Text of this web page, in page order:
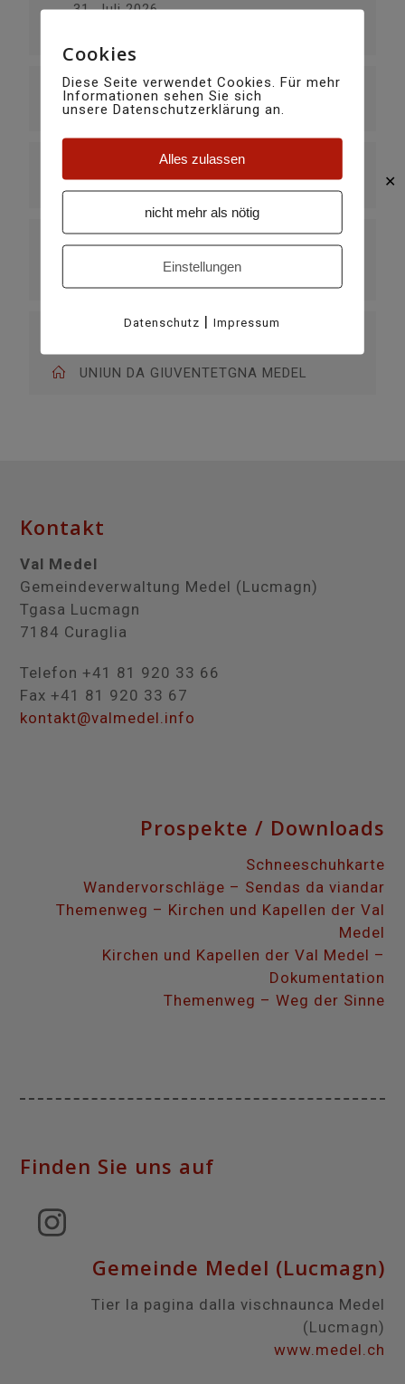
✕
31. Juli 2026
UHRZEIT
18:00
VERANSTALTUNGSORT
KATEGORIE
UNIUN DA GIUVENTETGNA MEDEL
Kontakt
Val Medel
Gemeindeverwaltung Medel (Lucmagn)
Tgasa Lucmagn
7184 Curaglia
Telefon +41 81 920 33 66
Fax +41 81 920 33 67
kontakt@valmedel.info
Prospekte / Downloads
Schneeschuhkarte
Wandervorschläge – Sendas da viandar
Themenweg – Kirchen und Kapellen der Val
Medel
Kirchen und Kapellen der Val Medel –
Dokumentation
Themenweg – Weg der Sinne
Finden Sie uns auf
Instagram
Gemeinde Medel (Lucmagn)
Tier la pagina dalla vischnaunca Medel
(Lucmagn)
www.medel.ch
Cookies
Diese Seite verwendet Cookies. Für mehr
Informationen sehen Sie sich
unsere Datenschutzerklärung an.
Alles zulassen
nicht mehr als nötig
Einstellungen
Datenschutz |Impressum